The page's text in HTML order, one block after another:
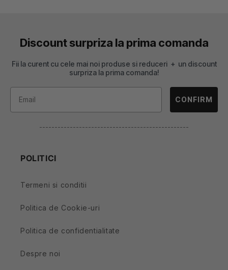
Discount surpriza la prima comanda
Fii la curent cu cele mai noi produse si reduceri + un discount
surpriza la prima comanda!
CONFIRM
-------------------------------------------------
POLITICI
Termeni si conditii
Politica de Cookie-uri
Politica de confidentialitate
Despre noi